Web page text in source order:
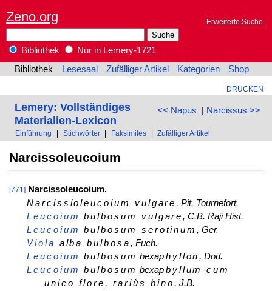
Zeno.org Erweiterte Suche
Bibliothek
Nur in Lemery-1721
Bibliothek
Lesesaal Zufälliger Artikel Kategorien Shop
DRUCKEN
<< Napus | Narcissus >>
Lemery: Vollständiges
Materialien-Lexicon
Einführung Stichwörter Faksimiles Zufälliger Artikel
Narcissoleucoium
[771] Narcissoleucoium.
Narcissioleucoium vulgare, Pit. Tournefort.
Leucoium
bulbosum vulgare, C.B. Raji Hist.
Leucoium
bulbosum serotinum, Ger.
Viola
alba bulbosa, Fuch.
Leucoium
bulbosum bexaphyllon, Dod.
Leucoium
bulbosum bexapbyllum cum
unico flore, rariùs bino, J.B.